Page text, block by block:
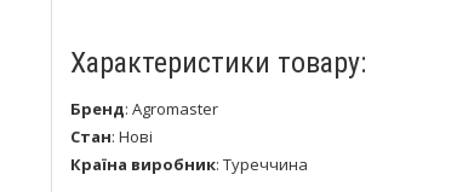
Характеристики товару:
Бренд: Agromaster
Стан: Нові
Країна виробник: Туреччина